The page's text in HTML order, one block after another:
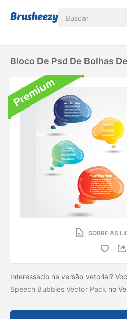
Bloco De Psd De Bolhas
SOBRE AS
Interessado na versão vetorial?
Speech Bubbles Vector Pack no